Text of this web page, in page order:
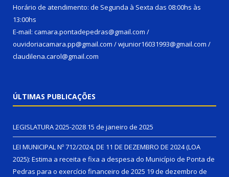
Horário de atendimento: de Segunda à Sexta das 08:00hs às
13:00hs
E-mail: camara.pontadepedras@gmail.com /
ouvidoriacamara.pp@gmail.com / wjunior16031993@gmail.com /
claudilena.carol@gmail.com
ÚLTIMAS PUBLICAÇÕES
LEGISLATURA 2025-2028 15 de janeiro de 2025
LEI MUNICIPAL Nº 712/2024, DE 11 DE DEZEMBRO DE 2024 (LOA
2025): Estima a receita e fixa a despesa do Município de Ponta de
Pedras para o exercício financeiro de 2025 19 de dezembro de